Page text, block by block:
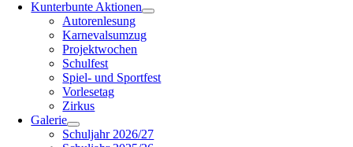
Kunterbunte Aktionen
Autorenlesung
Karnevalsumzug
Projektwochen
Schulfest
Spiel- und Sportfest
Vorlesetag
Zirkus
Galerie
Schuljahr 2026/27